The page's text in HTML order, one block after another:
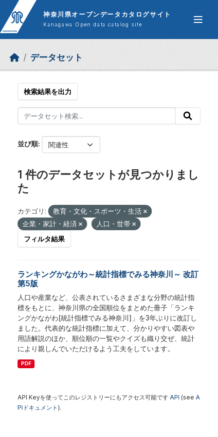
Skip to main content
神奈川県オープンデータカタログサイト
Kanagawa Open data catalog site
データセット
検索結果を出力
並び順
1 件のデータセットが見つかりまし
た
カテゴリ:
教育・文化・スポーツ・生活
企業・家計・経済
人口・世帯
フィルタ結果
ランキングかながわ～統計指標でみる神奈川～ 改訂
第5版
人口や産業など、公表されているさまざまな分野の統計指
標をもとに、神奈川県の全国順位をまとめた冊子「ランキ
ングかながわ[統計指標でみる神奈川]」を3年ぶりに改訂し
ました。代表的な統計指標に加えて、分かりやすい図表や
用語解説のほか、順位順の一覧やクイズも織り交ぜ、統計
により親しんでいただけるよう工夫をしています。
PDF
API Keyを使ってこのレジストリーにもアクセス可能です API (see A
PIドキュメント ).